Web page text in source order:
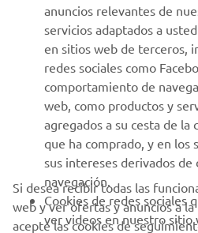
MÁS YAMAHA
AYUDA
BOLETÍN DE NOTICIAS
Sé el primero en enterarte de las
especiales, novedades
anuncios relevantes de
servicios adaptados a
en sitios web de terceros,
redes sociales como
comportamiento de
web, como productos y
agregados a su cesta de la
que ha comprado, y en los
sus intereses derivados
navegación.
Cookies de redes sociales
ver videos en nuestro sitio
Si desea recibir todas las
web y ver ofertas y anuncios a
acepte las cookies de